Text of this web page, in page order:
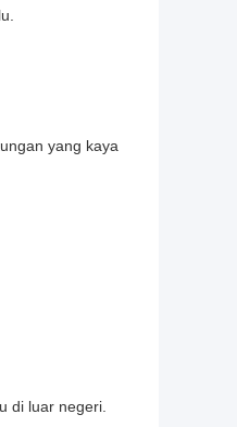
yang kaya
di luar negeri.